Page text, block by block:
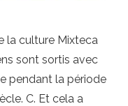
la culture Mixteca
sont sortis avec
pendant la période
C. Et cela a